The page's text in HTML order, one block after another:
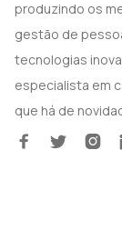
produzindo os
gestão de
tecnologias
especialista em
que há de
  